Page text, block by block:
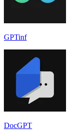
GPTinf
DocGPT